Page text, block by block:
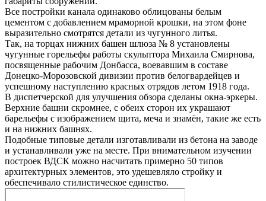
Все постройки канала одинаково облицованы белым
цементом с добавлением мраморной крошки, на этом фоне
выразительно смотрятся детали из чугунного литья.
Так, на торцах нижних башен шлюза № 8 установлены
чугунные горельефы работы скульптора Михаила Смирнова,
посвященные рабочим Донбасса, воевавшим в составе
Донецко-Морозовской дивизии против белогвардейцев и
успешному наступлению красных отрядов летом 1918 года.
В диспетчерской для улучшения обзора сделаны окна-эркеры.
Верхние башни скромнее, с обеих сторон их украшают
барельефы с изображением щита, меча и знамён, такие же есть
и на нижних башнях.
Подобные типовые детали изготавливали из бетона на заводе
и устанавливали уже на месте. При внимательном изучении
построек ВДСК можно насчитать примерно 50 типов
архитектурных элементов, это удешевляло стройку и
обеспечивало стилистическое единство.